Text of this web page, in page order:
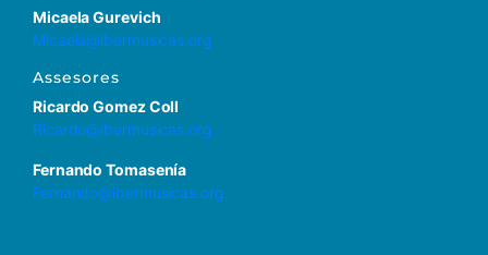
Micaela Gurevich
Micaela@ibermusicas.org
Assesores
Ricardo Gomez Coll
Ricardo@ibermusicas.org
Fernando Tomasenía
Fernando@ibermusicas.org